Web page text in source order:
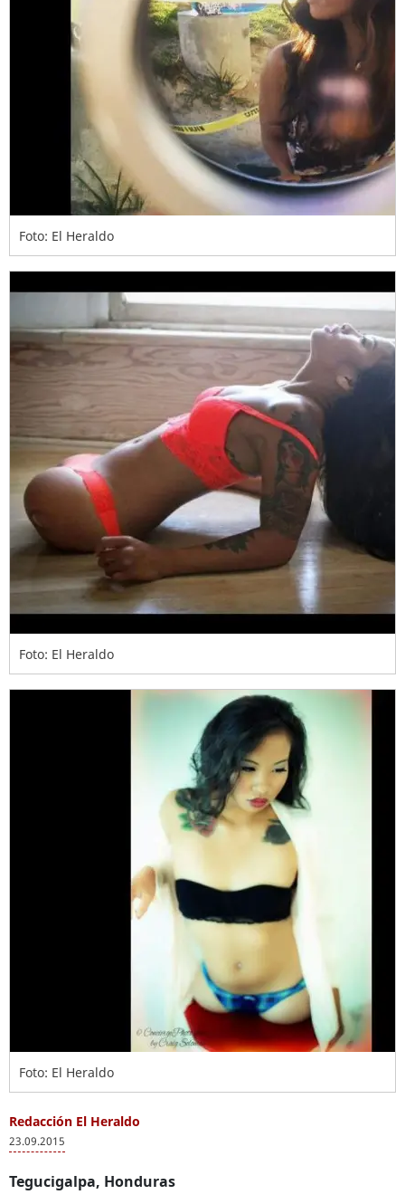
Foto: El Heraldo
Foto: El Heraldo
Foto: El Heraldo
Redacción El Heraldo
23.09.2015
Tegucigalpa, Honduras